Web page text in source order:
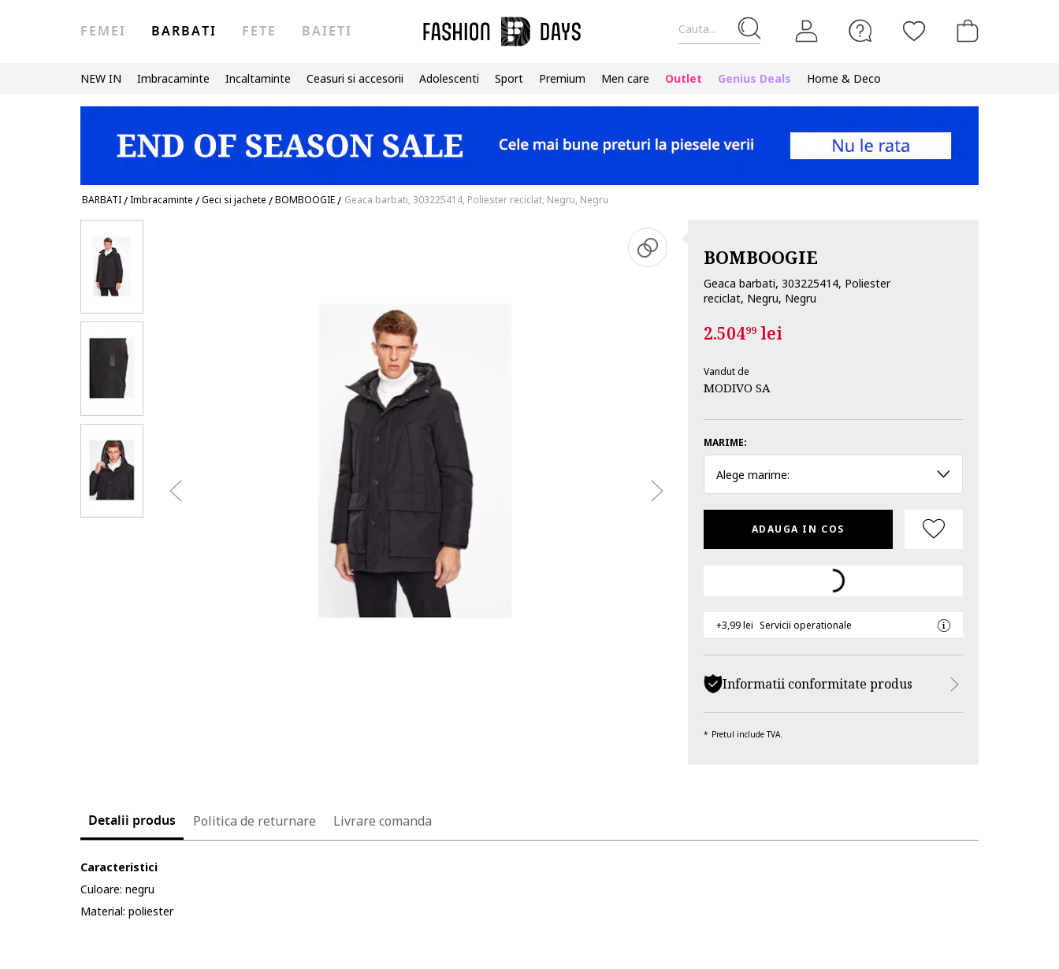
Cauta...
FEMEI BARBATI FETE BAIETI
NEW IN Imbracaminte Incaltaminte Ceasuri si accesorii Adolescenti Sport Premium Men care Outlet Genius Deals Home & Deco
BARBATI/Imbracaminte /Geci si jachete /BOMBOOGIE/ Geaca barbati, 303225414, Poliester reciclat, Negru, Negru
BOMBOOGIE
Geaca barbati, 303225414, Poliester
reciclat, Negru, Negru
2.50499lei
Vandut de
MODIVO SA
MARIME:
Alege marime:
ADAUGA IN COS
+3,99 lei Servicii operationale
Informatii conformitate produs
Pretul include TVA.
Detalii produs Politica de returnare Livrare comanda
Caracteristici
Culoare: negru
Material: poliester